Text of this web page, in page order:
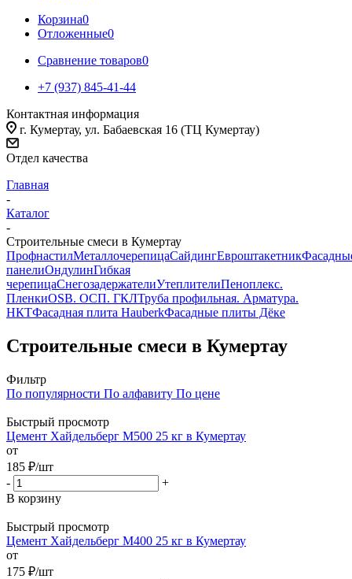
Корзина0
Отложенные0
Сравнение товаров0
+7 (937) 845-41-44
Контактная информация
г. Кумертау, ул. Бабаевская 16 (ТЦ Кумертау)
Отдел качества
Главная
-
Каталог
-
Строительные смеси в Кумертау
ПрофнастилМеталлочерепицаСайдингЕвроштакетник
панелиОндулинГибкая
черепицаСнегозадержателиУтеплителиПеноплекс.
ПленкиOSB. ОСП. ГКЛТруба профильная. Арматура.
НКТФасадная плита HauberkФасадные плиты Дёке
Строительные смеси в Кумертау
Фильтр
По популярности По алфавиту По цене
Быстрый просмотр
Цемент Хайдельберг М500 25 кг в Кумертау
от
185 ₽/шт
-
+
В корзину
Быстрый просмотр
Цемент Хайдельберг М400 25 кг в Кумертау
от
175 ₽/шт